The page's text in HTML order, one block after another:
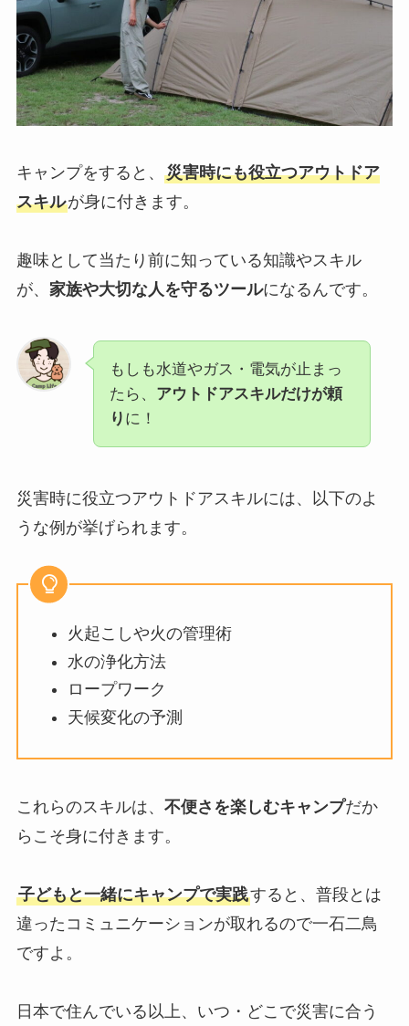
キャンプをすると、 災害時にも役立つアウトドア
スキルが身に付きます。
趣味として当たり前に知っている知識やスキル
が、 家族や大切な人を守るツールになるんです。
もしも水道やガス・電気が止まっ
たら、 アウトドアスキルだけが頼
り に！
災害時に役立つアウトドアスキルには、以下のよ
うな例が挙げられます。
火起こしや火の管理術
水の浄化方法
ロープワーク
天候変化の予測
これらのスキルは、 不便さを楽しむキャンプだか
らこそ身に付きます。
子どもと一緒にキャンプで実践すると、普段とは
違ったコミュニケーションが取れるので一石二鳥
ですよ。
日本で住んでいる以上、いつ・どこで災害に合う